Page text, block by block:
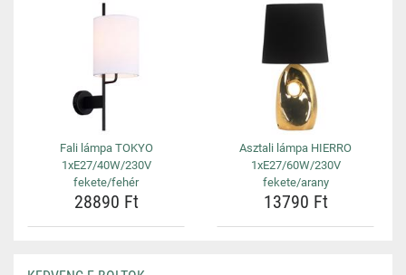
Fali lámpa TOKYO
1xE27/40W/230V
fekete/fehér
28890 Ft
Asztali lámpa HIERRO
1xE27/60W/230V
fekete/arany
13790 Ft